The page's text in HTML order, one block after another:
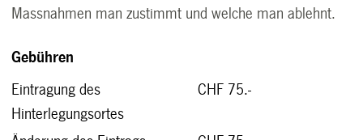
Massnahmen man zustimmt und welche man ablehnt.
Gebühren
Eintragung des
Hinterlegungsortes
CHF 75.-